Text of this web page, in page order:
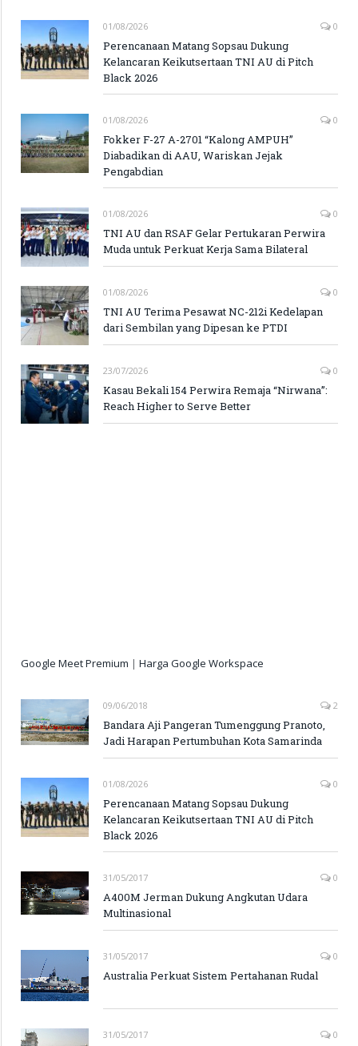
01/08/2026 0
Perencanaan Matang Sopsau Dukung
Kelancaran Keikutsertaan TNI AU di Pitch
Black 2026
01/08/2026 0
Fokker F-27 A-2701 “Kalong AMPUH”
Diabadikan di AAU, Wariskan Jejak
Pengabdian
01/08/2026 0
TNI AU dan RSAF Gelar Pertukaran Perwira
Muda untuk Perkuat Kerja Sama Bilateral
01/08/2026 0
TNI AU Terima Pesawat NC-212i Kedelapan
dari Sembilan yang Dipesan ke PTDI
23/07/2026 0
Kasau Bekali 154 Perwira Remaja “Nirwana”:
Reach Higher to Serve Better
Google Meet Premium | Harga Google Workspace
09/06/2018 2
Bandara Aji Pangeran Tumenggung Pranoto,
Jadi Harapan Pertumbuhan Kota Samarinda
01/08/2026 0
Perencanaan Matang Sopsau Dukung
Kelancaran Keikutsertaan TNI AU di Pitch
Black 2026
31/05/2017 0
A400M Jerman Dukung Angkutan Udara
Multinasional
31/05/2017 0
Australia Perkuat Sistem Pertahanan Rudal
31/05/2017 0